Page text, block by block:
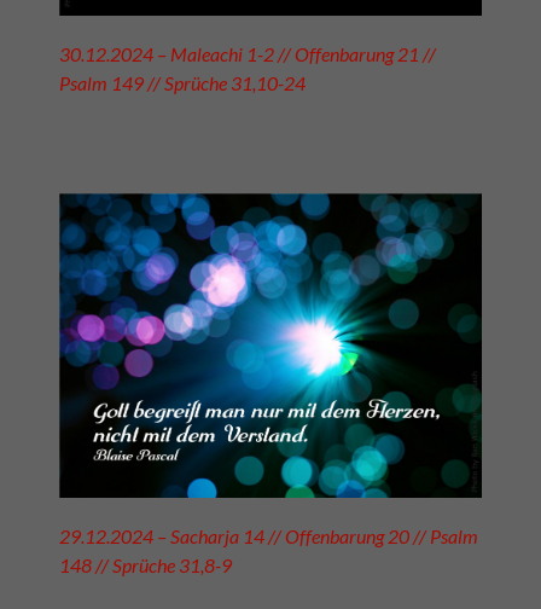
30.12.2024 – Maleachi 1-2 // Offenbarung 21 //
Psalm 149 // Sprüche 31,10-24
29.12.2024 – Sacharja 14 // Offenbarung 20 // Psalm
148 // Sprüche 31,8-9